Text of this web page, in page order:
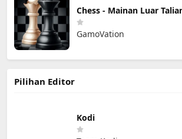
Chess - Mainan Luar
GamoVation
Pilihan Editor
Kodi